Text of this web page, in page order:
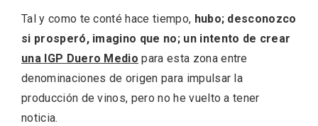
Tal y como te conté hace tiempo, hubo; desconozco
si prosperó, imagino que no; un intento de crear
una IGP Duero Medio para esta zona entre
denominaciones de origen para impulsar la
producción de vinos, pero no he vuelto a tener
noticia.